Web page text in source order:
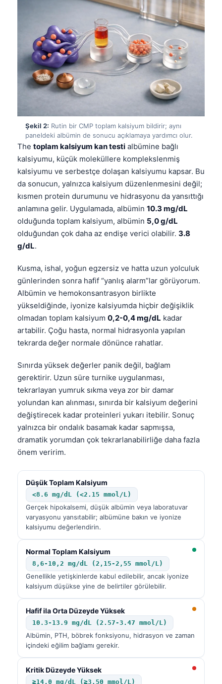
Şekil 2: Rutin bir CMP toplam kalsiyum bildirir; aynı
paneldeki albümin de sonucu açıklamaya yardımcı olur.
The toplam kalsiyum kan testi albümine bağlı
kalsiyumu, küçük moleküllere komplekslenmiş
kalsiyumu ve serbestçe dolaşan kalsiyumu kapsar. Bu
da sonucun, yalnızca kalsiyum düzenlenmesini değil;
kısmen protein durumunu ve hidrasyonu da yansıttığı
anlamına gelir. Uygulamada, albümin 10.3 mg/dL
olduğunda toplam kalsiyum, albümin 5,0 g/dL
olduğundan çok daha az endişe verici olabilir. 3.8
g/dL.
Kusma, ishal, yoğun egzersiz ve hatta uzun yolculuk
günlerinden sonra hafif “yanlış alarm”lar görüyorum.
Albümin ve hemokonsantrasyon birlikte
yükseldiğinde, iyonize kalsiyumda hiçbir değişiklik
olmadan toplam kalsiyum 0,2-0,4 mg/dL kadar
artabilir. Çoğu hasta, normal hidrasyonla yapılan
tekrarda değer normale dönünce rahatlar.
Sınırda yüksek değerler panik değil, bağlam
gerektirir. Uzun süre turnike uygulanması,
tekrarlayan yumruk sıkma veya zor bir damar
yolundan kan alınması, sınırda bir kalsiyum değerini
değiştirecek kadar proteinleri yukarı itebilir. Sonuç
yalnızca bir ondalık basamak kadar sapmışsa,
dramatik yorumdan çok tekrarlanabilirliğe daha fazla
önem veririm.
Düşük Toplam Kalsiyum
<8.6 mg/dL (<2.15 mmol/L)
Gerçek hipokalsemi, düşük albümin veya laboratuvar
varyasyonu yansıtabilir; albümüne bakın ve iyonize
kalsiyumu değerlendirin.
Normal Toplam Kalsiyum
8,6-10,2 mg/dL (2,15-2,55 mmol/L)
Genellikle yetişkinlerde kabul edilebilir, ancak iyonize
kalsiyum düşükse yine de belirtiler görülebilir.
Hafif ila Orta Düzeyde Yüksek
10.3-13.9 mg/dL (2.57-3.47 mmol/L)
Albümin, PTH, böbrek fonksiyonu, hidrasyon ve zaman
içindeki eğilim bağlamı gerekir.
Kritik Düzeyde Yüksek
≥14.0 mg/dL (≥3.50 mmol/L)